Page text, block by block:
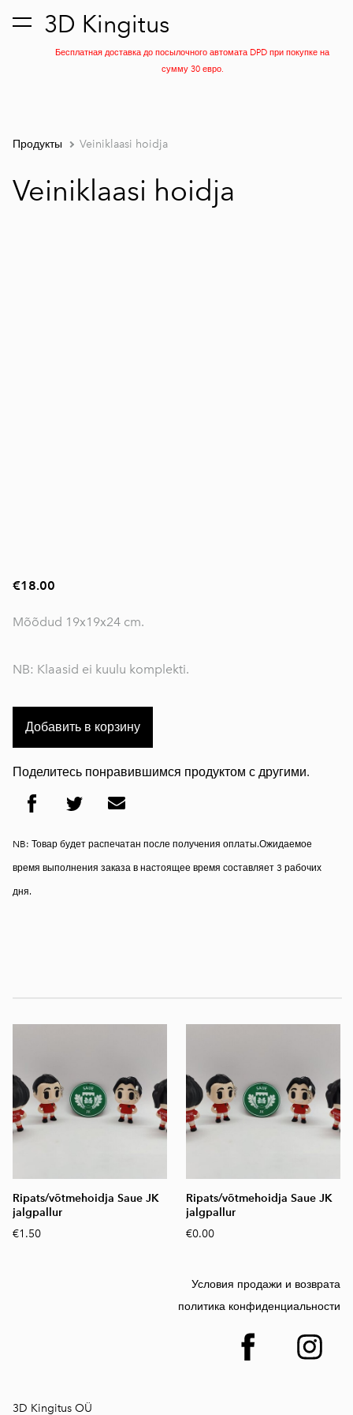
3D Kingitus
Бесплатная доставка до посылочного автомата DPD при покупке на
сумму 30 евро.
был добавлен в
корзину.
Просмотр корзины
Продукты Veiniklaasi hoidja
Veiniklaasi hoidja
€18.00
Mõõdud 19x19x24 cm.
NB: Klaasid ei kuulu komplekti.
Добавить в корзину
Поделитесь понравившимся продуктом с другими.
NB: Товар будет распечатан после получения оплаты.Ожидаемое
время выполнения заказа в настоящее время составляет 3 рабочих
дня.
Ripats/võtmehoidja Saue JK
jalgpallur
€1.50
Ripats/võtmehoidja Saue JK
jalgpallur
€0.00
Условия продажи и возврата
политика конфиденциальности
3D Kingitus OÜ